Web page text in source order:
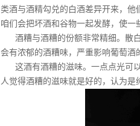
类酒与酒精勾兑的白酒差异开来，他
咱们会把坏酒和谷物一起发酵，使一
酒糟与酒糟的份额非常精细。散
会有浓郁的酒糟味，严重影响葡萄酒
这酒有酒糟的滋味。一点点光可
人觉得酒糟的滋味就是好的，认为是